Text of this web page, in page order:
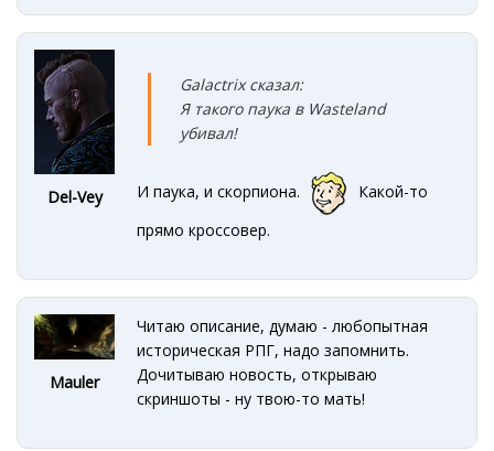
Del-Vey
Galactrix сказал:
Я такого паука в Wasteland
убивал!
И паука, и скорпиона.
Какой-то
прямо кроссовер.
Mauler
Читаю описание, думаю - любопытная
историческая РПГ, надо запомнить.
Дочитываю новость, открываю
скриншоты - ну твою-то мать!